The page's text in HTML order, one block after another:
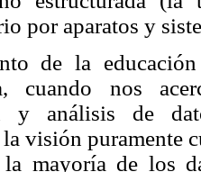
por aparatos y
de la
cuando nos
y análisis de
visión puramente
mayoría de los